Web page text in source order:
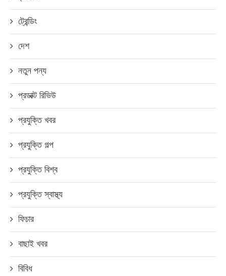
ট্রেন্ডিং
দেশ
নতুন পন্য
প্রডাক্ট রিভিউ
প্রযুক্তি খবর
প্রযুক্তি গল্প
প্রযুক্তি বিশ্ব
প্রযুক্তি স্বাস্থ্য
ফিচার
বাছাই খবর
বিবিধ